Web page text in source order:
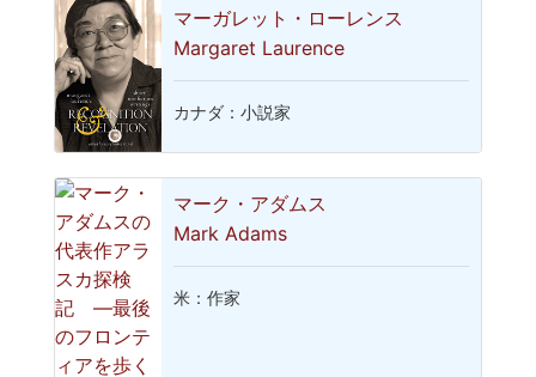
マーガレット・ローレンス
Margaret Laurence
カナダ：小説家
マーク・アダムス
Mark Adams
米：作家